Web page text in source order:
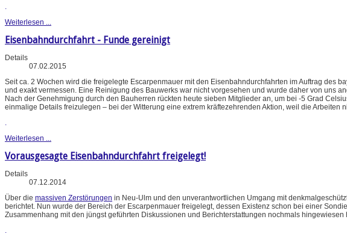
.
Weiterlesen ...
Eisenbahndurchfahrt - Funde gereinigt
Details
07.02.2015
Seit ca. 2 Wochen wird die freigelegte Escarpenmauer mit den Eisenbahndurchfahrten im Auftrag des
und exakt vermessen. Eine Reinigung des Bauwerks war nicht vorgesehen und wurde daher von uns
Nach der Genehmigung durch den Bauherren rückten heute sieben Mitglieder an, um bei -5 Grad
einmalige Details freizulegen – bei der Witterung eine extrem kräftezehrenden Aktion, weil die Arbeiten
Weiterlesen ...
Vorausgesagte Eisenbahndurchfahrt freigelegt!
Details
07.12.2014
Über die massiven Zerstörungen in Neu-Ulm und den unverantwortlichen Umgang mit
berichtet. Nun wurde der Bereich der Escarpenmauer freigelegt, dessen Existenz schon bei einer
Zusammenhang mit den jüngst geführten Diskussionen und Berichterstattungen nochmals hingewiesen